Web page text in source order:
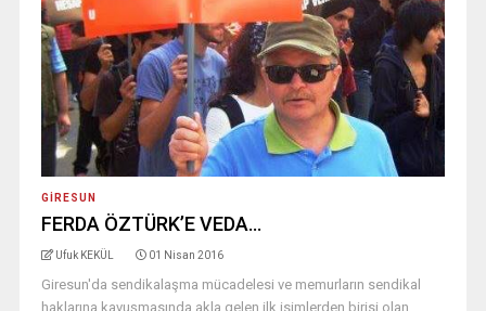
GIRESUN
FERDA ÖZTÜRK’E VEDA…
Ufuk KEKÜL 01 Nisan 2016
Giresun'da sendikalaşma mücadelesi ve memurların sendikal
haklarına kavuşmasında akla gelen ilk isimlerden birisi olan